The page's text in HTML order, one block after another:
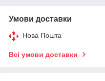
Умови доставки
Нова Пошта
Всі умови доставки